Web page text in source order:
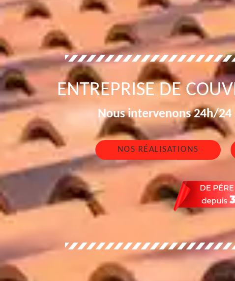
ENTREPRISE DE
Nous intervenons 24h/
NOS RÉALISATIONS